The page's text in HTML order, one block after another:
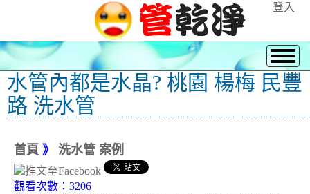
登入
水管內都是水晶? 桃園 楊梅 民豐
路 洗水管
首頁 》 洗水管 案例
觀看次數：3206